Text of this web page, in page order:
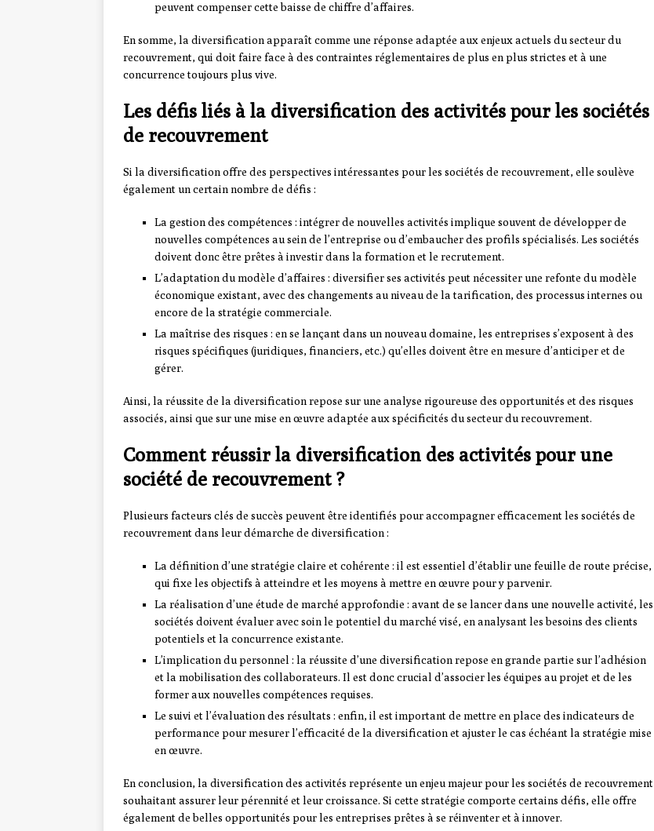
peuvent compenser cette baisse de chiffre d’affaires.
En somme, la diversification apparaît comme une réponse adaptée aux enjeux actuels du secteur du
recouvrement, qui doit faire face à des contraintes réglementaires de plus en plus strictes et à une
concurrence toujours plus vive.
Les défis liés à la diversification des activités pour les sociétés
de recouvrement
Si la diversification offre des perspectives intéressantes pour les sociétés de recouvrement, elle soulève
également un certain nombre de défis :
La gestion des compétences : intégrer de nouvelles activités implique souvent de développer de
nouvelles compétences au sein de l’entreprise ou d’embaucher des profils spécialisés. Les sociétés
doivent donc être prêtes à investir dans la formation et le recrutement.
L’adaptation du modèle d’affaires : diversifier ses activités peut nécessiter une refonte du modèle
économique existant, avec des changements au niveau de la tarification, des processus internes ou
encore de la stratégie commerciale.
La maîtrise des risques : en se lançant dans un nouveau domaine, les entreprises s’exposent à des
risques spécifiques (juridiques, financiers, etc.) qu’elles doivent être en mesure d’anticiper et de
gérer.
Ainsi, la réussite de la diversification repose sur une analyse rigoureuse des opportunités et des risques
associés, ainsi que sur une mise en œuvre adaptée aux spécificités du secteur du recouvrement.
Comment réussir la diversification des activités pour une
société de recouvrement ?
Plusieurs facteurs clés de succès peuvent être identifiés pour accompagner efficacement les sociétés de
recouvrement dans leur démarche de diversification :
La définition d’une stratégie claire et cohérente : il est essentiel d’établir une feuille de route précise,
qui fixe les objectifs à atteindre et les moyens à mettre en œuvre pour y parvenir.
La réalisation d’une étude de marché approfondie : avant de se lancer dans une nouvelle activité, les
sociétés doivent évaluer avec soin le potentiel du marché visé, en analysant les besoins des clients
potentiels et la concurrence existante.
L’implication du personnel : la réussite d’une diversification repose en grande partie sur l’adhésion
et la mobilisation des collaborateurs. Il est donc crucial d’associer les équipes au projet et de les
former aux nouvelles compétences requises.
Le suivi et l’évaluation des résultats : enfin, il est important de mettre en place des indicateurs de
performance pour mesurer l’efficacité de la diversification et ajuster le cas échéant la stratégie mise
en œuvre.
En conclusion, la diversification des activités représente un enjeu majeur pour les sociétés de recouvrement
souhaitant assurer leur pérennité et leur croissance. Si cette stratégie comporte certains défis, elle offre
également de belles opportunités pour les entreprises prêtes à se réinventer et à innover.